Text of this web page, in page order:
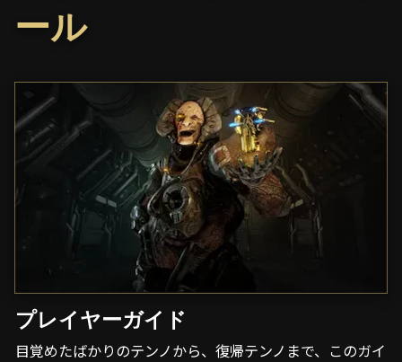
ール
プレイヤーガイド
目覚めたばかりのテンノから、復帰テンノまで、このガイ